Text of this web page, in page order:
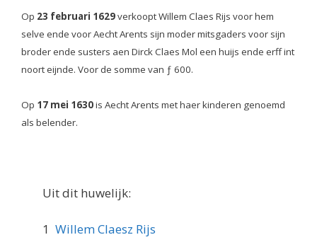
Op 23 februari 1629verkoopt Willem Claes Rijs voor hem
selve ende voor Aecht Arents sijn moder mitsgaders voor sijn
broder ende susters aen Dirck Claes Mol een huijs ende erff int
noort eijnde. Voor de somme van ƒ 600.
Op 17 mei 1630is Aecht Arents met haer kinderen genoemd
als belender.
Uit dit huwelijk:
1 Willem Claesz Rijs